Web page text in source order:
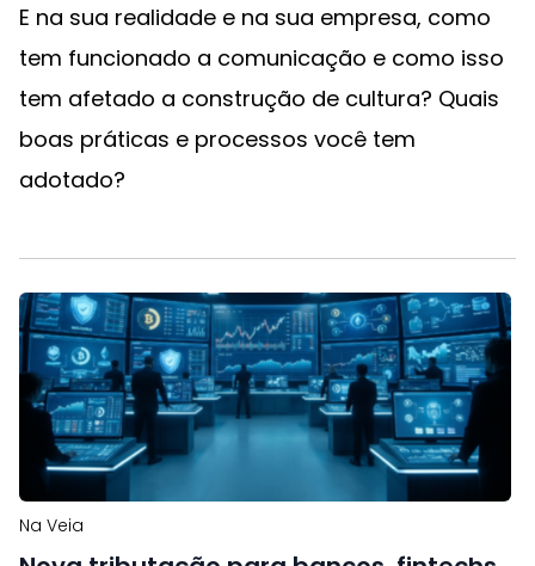
E na sua realidade e na sua empresa, como
tem funcionado a comunicação e como isso
tem afetado a construção de cultura? Quais
boas práticas e processos você tem
adotado?
Na Veia